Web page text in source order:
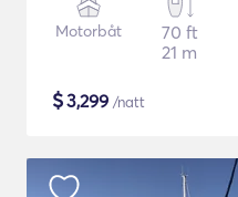
Motorbåt
70 ft
21 m
$3,299 /natt